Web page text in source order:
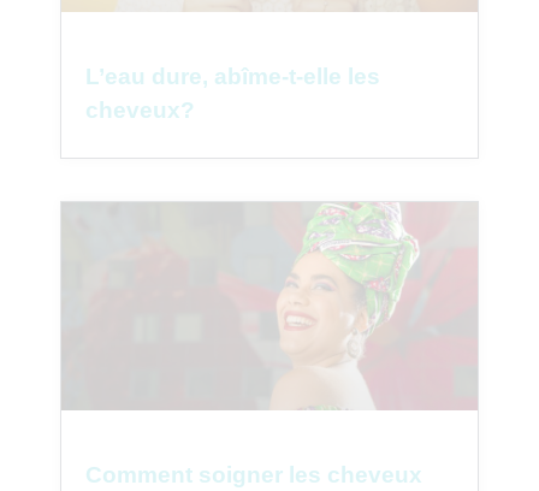
L’eau dure, abîme-t-elle les
cheveux?
Comment soigner les cheveux